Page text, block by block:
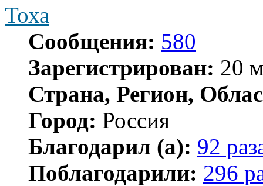
Тоха
Сообщения: 580
Зарегистрирован: 20
Страна, Регион,
Город: Россия
Благодарил (а): 92
Поблагодарили: 296